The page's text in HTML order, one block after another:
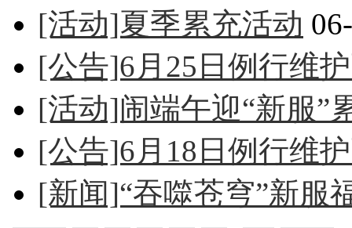
[活动]夏季累充活动
[公告]6月25日例行维
[活动]闹端午迎“新服”
[公告]6月18日例行维
[新闻]“吞噬苍穹”新服